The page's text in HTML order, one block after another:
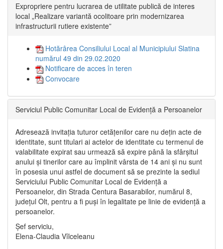
Expropriere pentru lucrarea de utilitate publică de interes
local „Realizare variantă ocolitoare prin modernizarea
infrastructurii rutiere existente”
Hotărârea Consiliului Local al Municipiului Slatina
numărul 49 din 29.02.2020
Notificare de acces în teren
Convocare
Serviciul Public Comunitar Local de Evidență a Persoanelor
Adresează invitația tuturor cetățenilor care nu dețin acte de
identitate, sunt titulari ai actelor de identitate cu termenul de
valabilitate expirat sau urmează să expire până la sfârșitul
anului și tinerilor care au împlinit vârsta de 14 ani și nu sunt
în posesia unui astfel de document să se prezinte la sediul
Serviciului Public Comunitar Local de Evidență a
Persoanelor, din Strada Centura Basarabilor, numărul 8,
județul Olt, pentru a fi puși în legalitate pe linie de evidență a
persoanelor.
Șef serviciu,
Elena-Claudia Vîlceleanu